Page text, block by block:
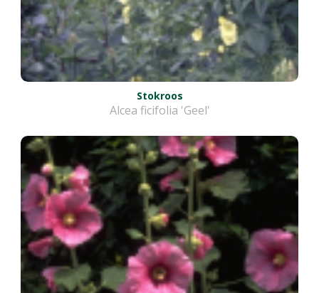
Stokroos
Alcea ficifolia 'Geel'